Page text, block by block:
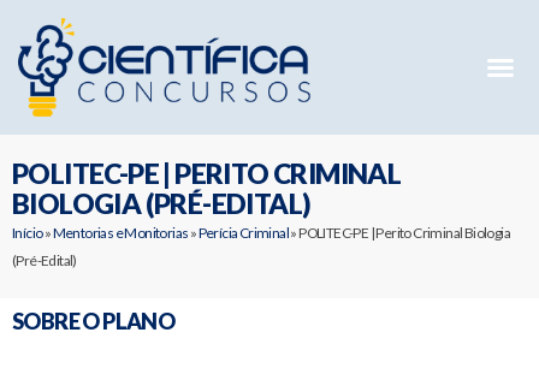
POLITEC-PE | PERITO CRIMINAL
BIOLOGIA (PRÉ-EDITAL)
Início»Mentorias e Monitorias »Perícia Criminal»POLITEC-PE | Perito Criminal Biologia
(Pré-Edital)
SOBRE O PLANO